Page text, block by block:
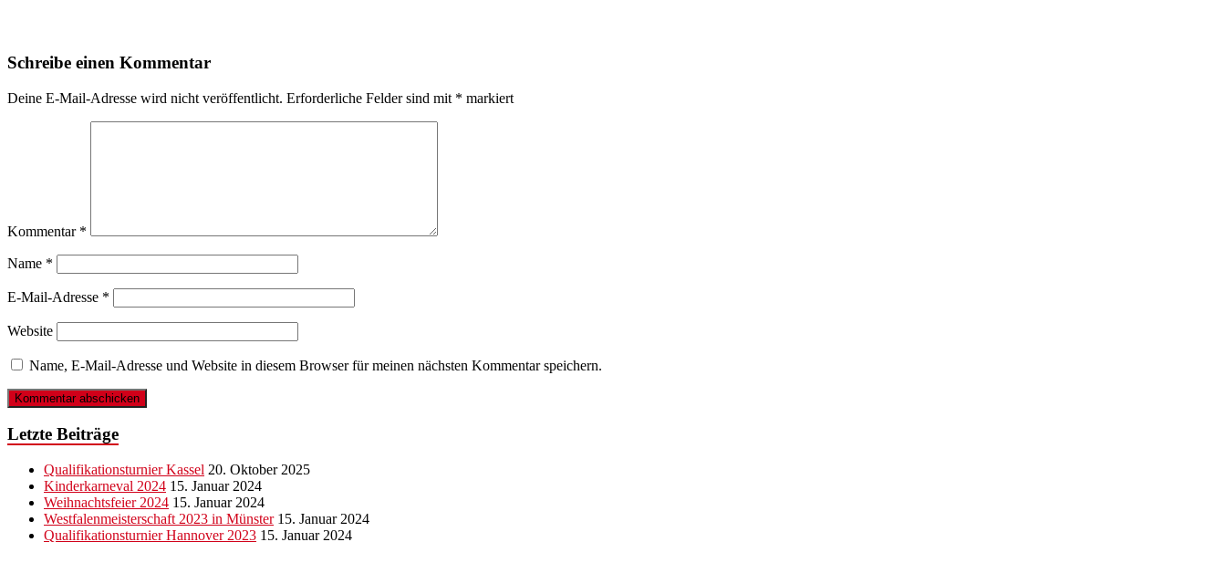
Schreibe einen Kommentar
Deine E-Mail-Adresse wird nicht veröffentlicht. Erforderliche Felder sind mit * markiert
Kommentar *
Name *
E-Mail-Adresse *
Website
Name, E-Mail-Adresse und Website in diesem Browser für meinen nächsten Kommentar speichern.
Letzte Beiträge
Qualifikationsturnier Kassel 20. Oktober 2025
Kinderkarneval 2024 15. Januar 2024
Weihnachtsfeier 2024 15. Januar 2024
Westfalenmeisterschaft 2023 in Münster 15. Januar 2024
Qualifikationsturnier Hannover 2023 15. Januar 2024